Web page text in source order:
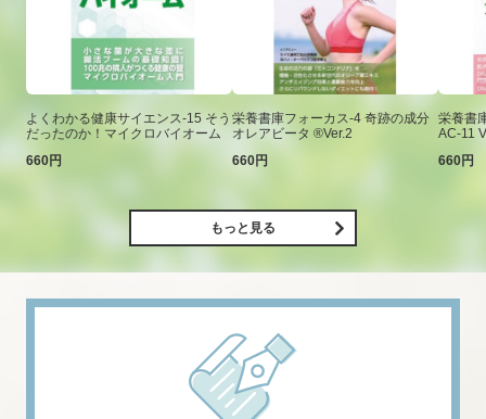
よくわかる健康サイエンス-15 そう
だったのか！マイクロバイオーム
660円
栄養書庫フォーカス-4 奇跡の成分
オレアビータ ®Ver.2
660円
栄養書
AC-11
660円
もっと見る